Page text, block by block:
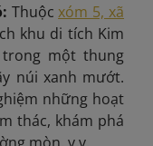
Thuộcxóm 5, xã
khu di tích Kim
trong một thung
núi xanh mướt.
những hoạt
thác, khám phá